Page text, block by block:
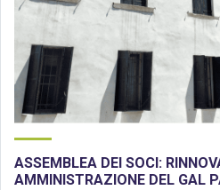
ASSEMBLEA DEI SOCI:
AMMINISTRAZIONE DEL GAL